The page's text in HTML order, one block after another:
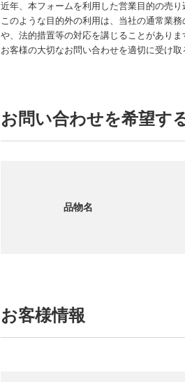
近年、本フォームを利用した営業目的の売
このような目的外の利用は、当社の通常業
や、法的措置等の対応を講じることがありま
お客様の大切なお問い合わせを適切に受け
お問い合わせを希望す
品物名
お客様情報